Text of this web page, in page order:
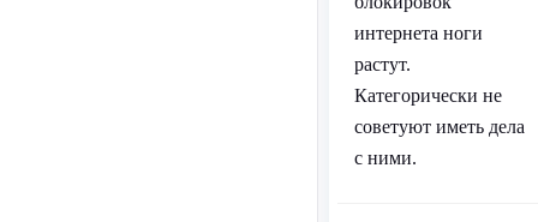
интернета ноги
растут.
Категорически не
советуют иметь дела
с ними.